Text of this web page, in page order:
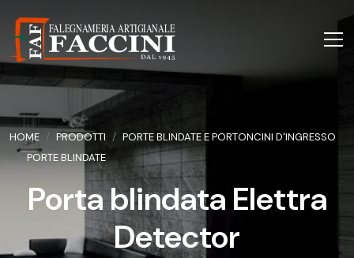
HOME PRODOTTI
PORTE BLINDATE E PORTONCINI D'INGRESSO
PORTE BLINDATE
Porta blindata Elettra
Detector